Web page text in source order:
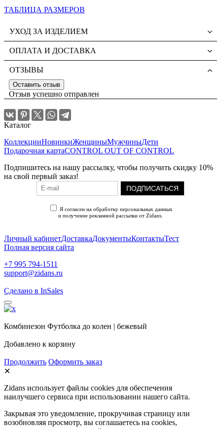
ТАБЛИЦА РАЗМЕРОВ
УХОД ЗА ИЗДЕЛИЕМ
ОПЛАТА И ДОСТАВКА
ОТЗЫВЫ
Оставить отзыв
Отзыв успешно отправлен
Каталог
КоллекцииНовинкиЖенщиныМужчиныДети
Подарочная картаCONTROL OUT OF CONTROL
Подпишитесь на нашу рассылку, чтобы получить скидку 10%
на свой первый заказ!
ПОДПИСАТЬСЯ
Я согласен на обработку персональных данных
и получение рекламной рассылки от Zidans.
Личный кабинетДоставкаДокументыКонтактыТест
Полная версия сайта
+7 995 794-1511
support@zidans.ru
Сделано в InSales
Комбинезон Футболка до колен | бежевый
Добавлено к корзину
Продолжить Оформить заказ
✕
Zidans использует файлы cookies для обеспечения
наилучшего сервиса при использовании нашего сайта.
Закрывая это уведомление, прокручивая страницу или
возобновляя просмотр, вы соглашаетесь на cookies,